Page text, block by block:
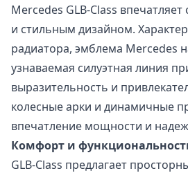
Mercedes GLB-Class
и стильным дизайном.
радиатора, эмблема Mercedes
узнаваемая силуэтная линия
выразительность и
колесные арки и динамичные
впечатление мощности и
Комфорт и
GLB-Class предлагает